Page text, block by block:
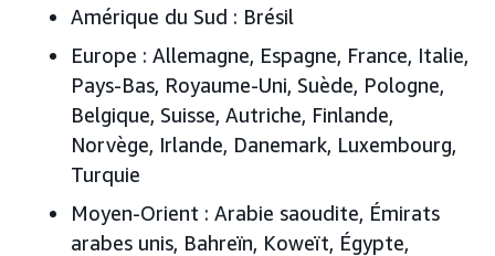
Amérique du Sud : Brésil
Europe : Allemagne, Espagne, France, Italie,
Pays-Bas, Royaume-Uni, Suède, Pologne,
Belgique, Suisse, Autriche, Finlande,
Norvège, Irlande, Danemark, Luxembourg,
Turquie
Moyen-Orient : Arabie saoudite, Émirats
arabes unis, Bahreïn, Koweït, Égypte,